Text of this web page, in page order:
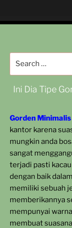
Ini Dia Tipe
Gorden
kantor karena
mungkin anda
sangat
terjadi pasti
dengan baik
memiliki sebuah
memberikannya
mempunyai
membuat